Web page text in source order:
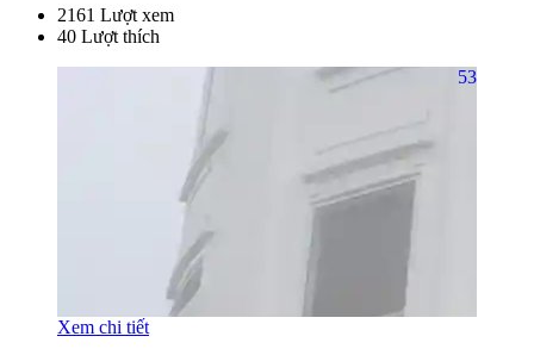
2161 Lượt xem
40 Lượt thích
53
Xem chi tiết